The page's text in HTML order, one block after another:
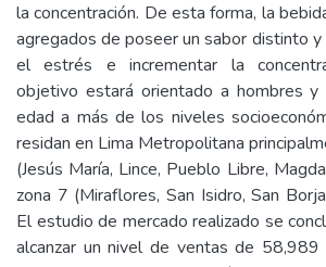
la concentración. De esta forma, la
agregados de poseer un sabor distinto
el estrés e incrementar la
objetivo estará orientado a hombres
edad a más de los niveles
residan en Lima Metropolitana
(Jesús María, Lince, Pueblo Libre,
zona 7 (Miraflores, San Isidro, San
El estudio de mercado realizado se
alcanzar un nivel de ventas de 58,989